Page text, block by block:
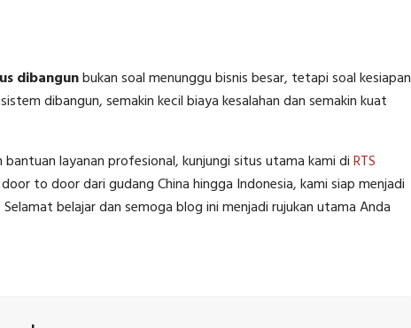
dibangunbukan soal menunggu bisnis besar, tetapi soal kesiapan
dibangun, semakin kecil biaya kesalahan dan semakin kuat
layanan profesional, kunjungi situs utama kami diRTS
to door dari gudang China hingga Indonesia, kami siap menjadi
belajar dan semoga blog ini menjadi rujukan utama Anda